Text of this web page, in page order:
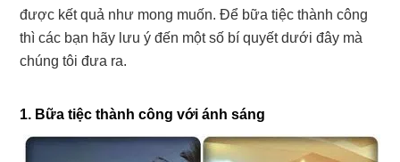
được kết quả như mong muốn. Để bữa tiệc thành công
thì các bạn hãy lưu ý đến một số bí quyết dưới đây mà
chúng tôi đưa ra.
1. Bữa tiệc thành công với ánh sáng